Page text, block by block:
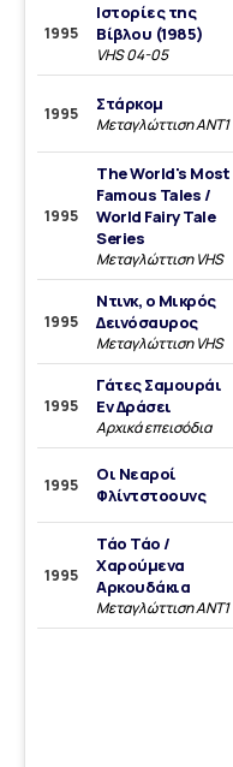
1995
Ιστορίες της
Βίβλου (1985)
VHS 04-05
1995 Στάρκομ
Μεταγλώττιση ΑΝΤ1
1995
The World's Most
Famous Tales /
World Fairy Tale
Series
Μεταγλώττιση VHS
1995
Ντινκ, ο Μικρός
Δεινόσαυρος
Μεταγλώττιση VHS
1995
Γάτες Σαμουράι
Εν Δράσει
Αρχικά επεισόδια
1995
Οι Νεαροί
Φλίντστοουνς
1995
Τάο Τάο /
Χαρούμενα
Αρκουδάκια
Μεταγλώττιση ΑΝΤ1